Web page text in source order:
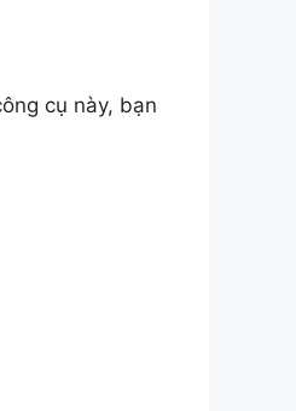
cụ này, bạn